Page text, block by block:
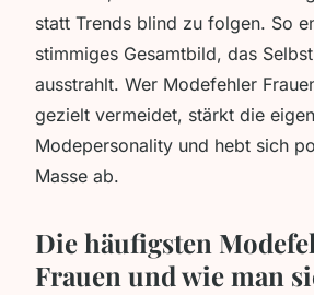
statt Trends blind zu folgen. So
stimmiges Gesamtbild, das
ausstrahlt. Wer Modefehler
gezielt vermeidet, stärkt die
Modepersonality und hebt sich
Masse ab.
Die häufigsten
Frauen und wie man